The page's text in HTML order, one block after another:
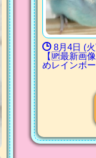
8月4日 (
【🆙最新画
めレインボ